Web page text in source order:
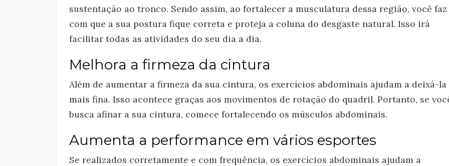
sustentação ao tronco. Sendo assim, ao fortalecer a musculatura dessa região, você faz
com que a sua postura fique correta e proteja a coluna do desgaste natural. Isso irá
facilitar todas as atividades do seu dia a dia.
Melhora a firmeza da cintura
Além de aumentar a firmeza da sua cintura, os exercícios abdominais ajudam a deixá-la
mais fina. Isso acontece graças aos movimentos de rotação do quadril. Portanto, se
busca afinar a sua cintura, comece fortalecendo os músculos abdominais.
Aumenta a performance em vários esportes
Se realizados corretamente e com frequência, os exercícios abdominais ajudam a